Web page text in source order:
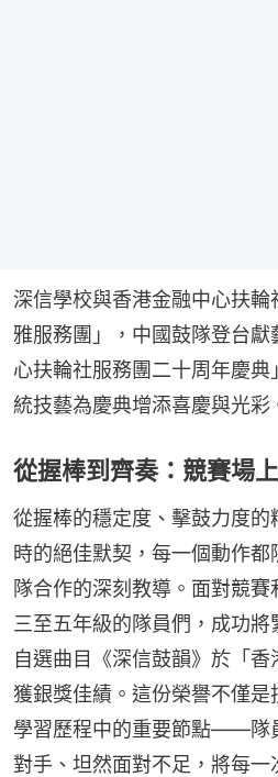
深信學校與香港金融中心扶
雅服務團」，中國鼓隊登台
心扶輪社服務團二十周年慶
統技藝為慶典增添喜慶與光彩
從握棒到齊奏：競賽場
從握棒的穩定度、擊鼓力度
時的絕佳默契，每一個動作都
隊合作的深刻教導。面對競
三至五年級的隊員們，成功
自選曲目《深信鼓韻》於「
獲銀獎佳績。這份榮譽不僅
學習歷程中的重要節點——隊
對手、坦然面對不足，將每